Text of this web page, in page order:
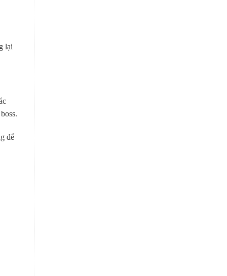
lại
để